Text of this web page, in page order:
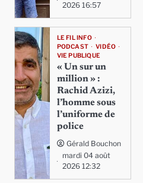
2026 16:57
LE FIL INFO
PODCAST
VIDÉO
VIE PUBLIQUE
« Un sur un
million » :
Rachid Azizi,
l’homme sous
l’uniforme de
police
Gérald Bouchon
mardi 04 août
2026 12:32